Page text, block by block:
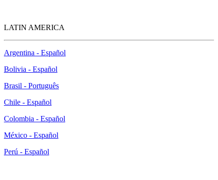
LATIN AMERICA
Argentina - Español
Bolivia - Español
Brasil - Português
Chile - Español
Colombia - Español
México - Español
Perú - Español